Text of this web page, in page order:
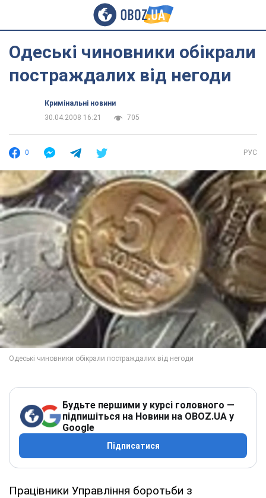
Одеські чиновники обікрали
постраждалих від негоди
Кримінальні новини
30.04.2008 16:21
705
0 РУС
Будьте першими у курсі головного —
підпишіться на Новини на OBOZ.UA у
Google
Підписатися
Працівники Управління боротьби з